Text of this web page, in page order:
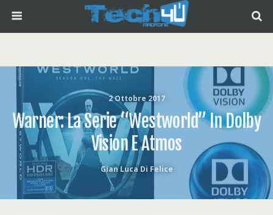
2 Ottobre 2017
Warner: La Serie “Westworld” In Dolby
Vision E Atmos
Gian Luca Di Felice